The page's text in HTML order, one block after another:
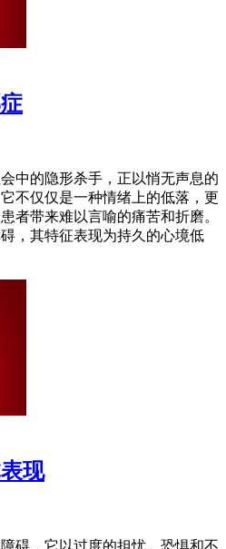
中的隐形杀手，正以悄无声息的
不仅仅是一种情绪上的低落，更
者带来难以言喻的痛苦和折磨。
，其特征表现为持久的心境低
现
碍，它以过度的担忧、恐惧和不